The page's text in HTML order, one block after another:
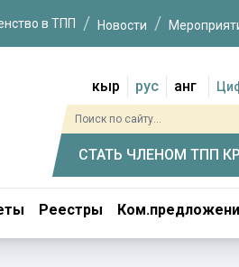
в ТПП Новости
кыр рус анг
СТАТЬ ЧЛЕНОМ ТПП КР
Реестры